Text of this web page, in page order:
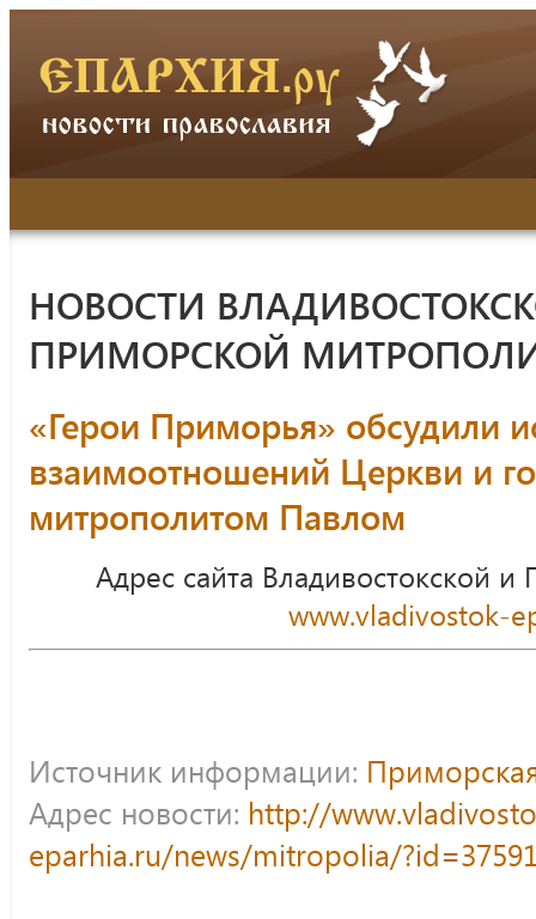
НОВОСТИ
ПРИМОРСКОЙ
«Герои Приморья» обсудили
взаимоотношений Церкви и
митрополитом Павлом
Адрес сайта Владивостокской
www.vladivostok-
Источник информации:
Адрес новости: http://
eparhia.ru/news/mitropolia/